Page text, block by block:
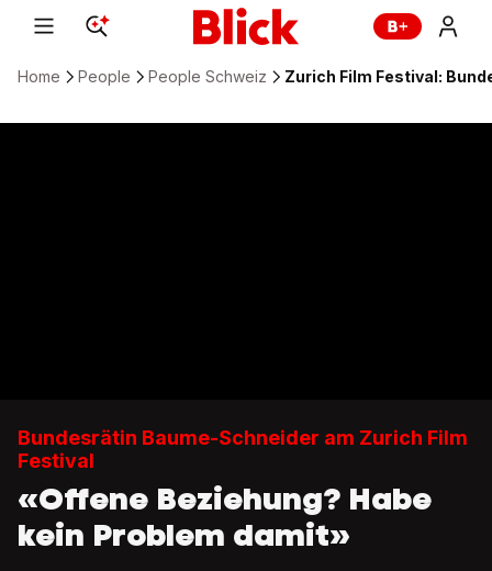
Home People People Schweiz Zurich Film Festival:
Bundesrätin Baume-Schneider am Zurich Film
Festival
«Offene Beziehung? Habe
kein Problem damit»